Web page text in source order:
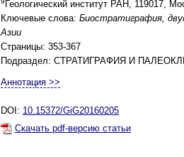
Геологический институт РАН, 119017,
Ключевые слова: Биостратиграфия,
Азии
Страницы: 353-367
Подраздел: СТРАТИГРАФИЯ И
Аннотация >>
DOI: 10.15372/GiG20160205
Скачать pdf-версию статьи